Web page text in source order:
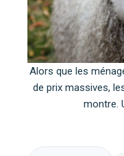
Alors que les
de prix massives,
montre.